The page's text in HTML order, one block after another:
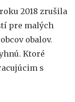
2018 zrušila
pre malých
obalov.
Ktoré
s